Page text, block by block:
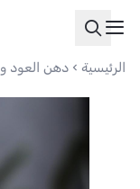
الرئيسية دهن العود